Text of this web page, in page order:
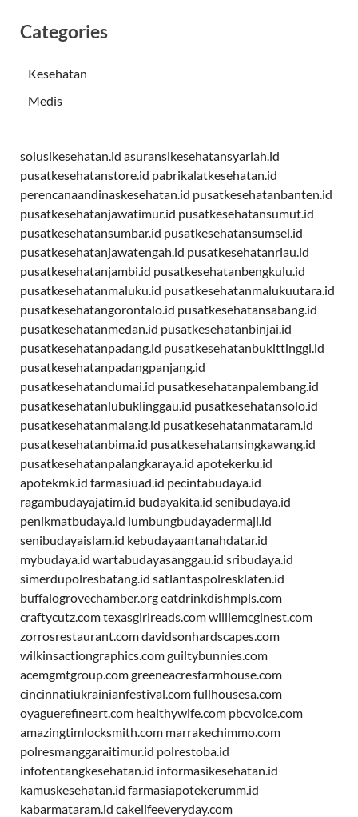
Categories
Kesehatan
Medis
solusikesehatan.id asuransikesehatansyariah.id
pusatkesehatanstore.id pabrikalatkesehatan.id
perencanaandinaskesehatan.id pusatkesehatanbanten.id
pusatkesehatanjawatimur.id pusatkesehatansumut.id
pusatkesehatansumbar.id pusatkesehatansumsel.id
pusatkesehatanjawatengah.id pusatkesehatanriau.id
pusatkesehatanjambi.id pusatkesehatanbengkulu.id
pusatkesehatanmaluku.id pusatkesehatanmalukuutara.id
pusatkesehatangorontalo.id pusatkesehatansabang.id
pusatkesehatanmedan.id pusatkesehatanbinjai.id
pusatkesehatanpadang.id pusatkesehatanbukittinggi.id
pusatkesehatanpadangpanjang.id
pusatkesehatandumai.id pusatkesehatanpalembang.id
pusatkesehatanlubuklinggau.id pusatkesehatansolo.id
pusatkesehatanmalang.id pusatkesehatanmataram.id
pusatkesehatanbima.id pusatkesehatansingkawang.id
pusatkesehatanpalangkaraya.id apotekerku.id
apotekmk.id farmasiuad.id pecintabudaya.id
ragambudayajatim.id budayakita.id senibudaya.id
penikmatbudaya.id lumbungbudayadermaji.id
senibudayaislam.id kebudayaantanahdatar.id
mybudaya.id wartabudayasanggau.id sribudaya.id
simerdupolresbatang.id satlantaspolresklaten.id
buffalogrovechamber.orgeatdrinkdishmpls.com
craftycutz.comtexasgirlreads.comwilliemcginest.com
zorrosrestaurant.comdavidsonhardscapes.com
wilkinsactiongraphics.comguiltybunnies.com
acemgmtgroup.comgreeneacresfarmhouse.com
cincinnatiukrainianfestival.comfullhousesa.com
oyaguerefineart.com healthywife.com pbcvoice.com
amazingtimlocksmith.com marrakechimmo.com
polresmanggaraitimur.id polrestoba.id
infotentangkesehatan.id informasikesehatan.id
kamuskesehatan.id farmasiapotekerumm.id
kabarmataram.id cakelifeeveryday.com